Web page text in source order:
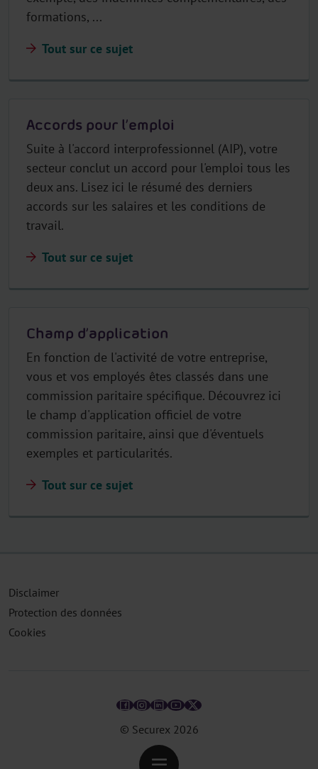
formations, ...
Tout sur ce sujet
Accords pour l’emploi
Suite à l'accord interprofessionnel (AIP), votre
secteur conclut un accord pour l'emploi tous les
deux ans. Lisez ici le résumé des derniers
accords sur les salaires et les conditions de
travail.
Tout sur ce sujet
Champ d’application
En fonction de l'activité de votre entreprise,
vous et vos employés êtes classés dans une
commission paritaire spécifique. Découvrez ici
le champ d'application officiel de votre
commission paritaire, ainsi que d'éventuels
exemples et particularités.
Tout sur ce sujet
© Securex 2026
Disclaimer
Protection des données
Cookies